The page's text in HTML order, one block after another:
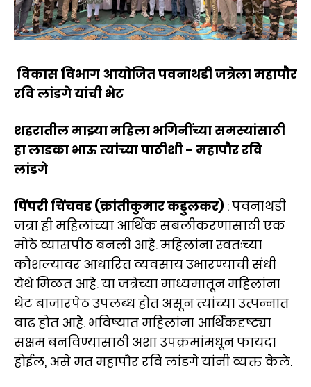
विकास विभाग आयोजित पवनाथडी जत्रेला महापौर
रवि लांडगे यांची भेट
शहरातील माझ्या महिला भगिनींच्या समस्यांसाठी
हा लाडका भाऊ त्यांच्या पाठीशी - महापौर रवि
लांडगे
पिंपरी चिंचवड (क्रांतीकुमार कडुलकर) : पवनाथडी
जत्रा ही महिलांच्या आर्थिक सबलीकरणासाठी एक
मोठे व्यासपीठ बनली आहे. महिलांना स्वतःच्या
कौशल्यावर आधारित व्यवसाय उभारण्याची संधी
येथे मिळत आहे. या जत्रेच्या माध्यमातून महिलांना
थेट बाजारपेठ उपलब्ध होत असून त्यांच्या उत्पन्नात
वाढ होत आहे. भविष्यात महिलांना आर्थिकदृष्ट्या
सक्षम बनविण्यासाठी अशा उपक्रमांमधून फायदा
होईल, असे मत महापौर रवि लांडगे यांनी व्यक्त केले.